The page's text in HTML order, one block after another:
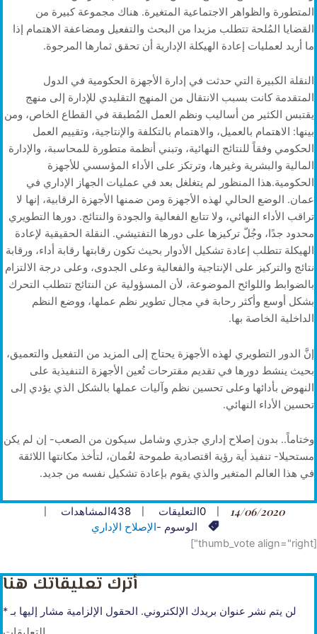
المتطورة والظواهر الاجتماعية المتغيرة. هناك مجموعة كبيرة من
القضايا المُلحة تتطلب مزيدا من البحث والتفعيل ومضاعفة الاهتمام إذا
ما أريد لعمليات إعادة الهيكلة الإدارية أن تحقق ثمارها المرجوة.
النقلة الكبيرة التي حدثت في إدارة الأجهزة الحكومية في الدول
المتقدمة كانت بسبب الانتقال من المنهج التقليدي للإدارة إلى منهج
يقتبس الكثير من أساليب ونظم العمل المُطبقة في القطاع الخاص، ومن
بينها: الاهتمام بالعميل، والاهتمام بالتكلفة والإنتاجية، وتقييم العمل
الحكومي وفقاً للنتائج النهائية، وتبني أنظمة متطورة للمحاسبة، والإدارة
المالية والبشرية وغيرها، وترتكز على الأداء المؤسسي للأجهزة
الحكومية.هذا المنظور لم يتغلغل بعد في عمليات الجهاز الإداري في
عمان. الوضع الحالي لهذه الأجهزة ومن ضمنها الأجهزة الرقابية، إنها لا
تراقب الأداء النهائي، ولا تتابع الفعالية والجودة والنتائج. دورها التطويري
محدود جدًا، وجُلّ تركيزها على دورها التفتيشي. النقلة الحقيقية لإعادة
الهيكلة تتطلب إعادة تشكيل الأدوار بحيث تكون رقابتها رقابة أداء، ورقابة
نتائج والتركيز على الإنتاجية والفعالية وعلى الجدوى، وعلى درجة الالتزام
بالضوابط واللوائح الموضوعة، لأن المسؤولية عن النتائج تتطلب التحرك
بشكل أوسع وأكثر رحابة في مجال تطوير نظم عملها، ووضع النظم
الداخلية الخاصة بها.
إنَّ الدور التطويري لهذه الأجهزة يحتاج إلى المزيد من التفعيل والتعميق،
بحيث ينشط دورها في تقديم مقترحات تُعين الأجهزة التنفيذية على
النهوض بأدائها وعلى تحسين نظم وآليات عملها بالشكل الذي يؤدي إلى
تحسين الأداء النهائي.
وختاماً.. بدون إصلاح إداري جذري وشامل سيكون من الصعب- إن لم يكن
مستحيلا- تنفيذ أية رؤية اقتصادية طموحة لعُمان، لتأخذ مكانتها اللائقة
في هذا العالم المتغير والذي يقوم بإعادة تشكيل نفسه من جديد.
14/06/2020
0التعليقات 438المشاهدات
الوسوم -الإصلاح الإداري
[thumb_vote align="right"]
أترك تعليقاتك هنا
لن يتم نشر عنوان بريدك الإلكتروني. الحقول الإلزامية مشار إليها بـ*